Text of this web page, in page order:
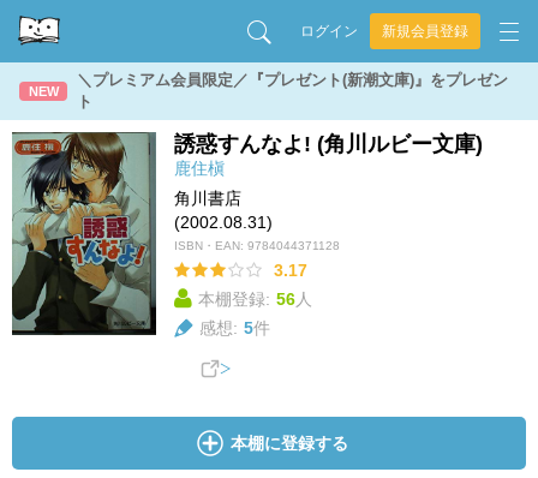
ログイン 新規会員登録
NEW
＼プレミアム会員限定／『プレゼント(新潮文庫)』をプレゼン
ト
誘惑すんなよ! (角川ルビー文庫)
鹿住槇
角川書店
(2002.08.31)
ISBN・EAN: 9784044371128
3.17
本棚登録: 56人
感想: 5件
本棚に登録する